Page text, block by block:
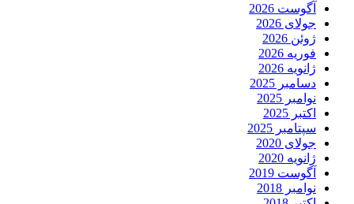
آگوست 2026
جولای 2026
ژوئن 2026
فوریه 2026
ژانویه 2026
دسامبر 2025
نوامبر 2025
اکتبر 2025
سپتامبر 2025
جولای 2020
ژانویه 2020
آگوست 2019
نوامبر 2018